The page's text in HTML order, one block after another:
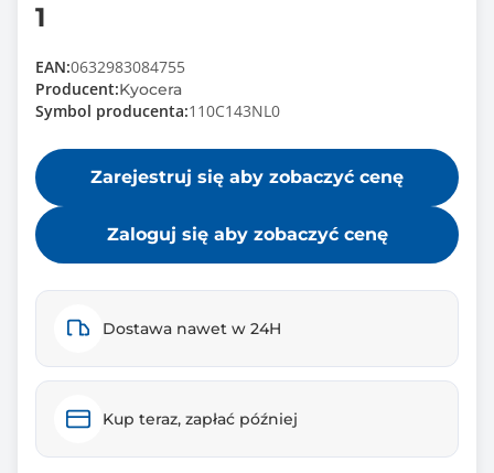
1
EAN:0632983084755
Producent:Kyocera
Symbol producenta:110C143NL0
Zarejestruj się aby zobaczyć cenę
Zaloguj się aby zobaczyć cenę
Dostawa nawet w 24H
Kup teraz, zapłać później